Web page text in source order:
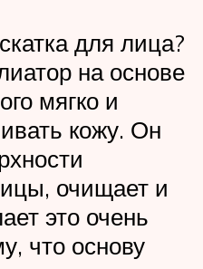
для лица?
на основе
мягко и
кожу. Он
очищает и
это очень
что основу